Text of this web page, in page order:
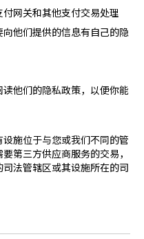
网关和其他支付交易处理
他们提供的信息有自己的隐
他们的隐私政策，以便你能
施位于与您或我们不同的管
第三方供应商服务的交易，
法管辖区或其设施所在的司